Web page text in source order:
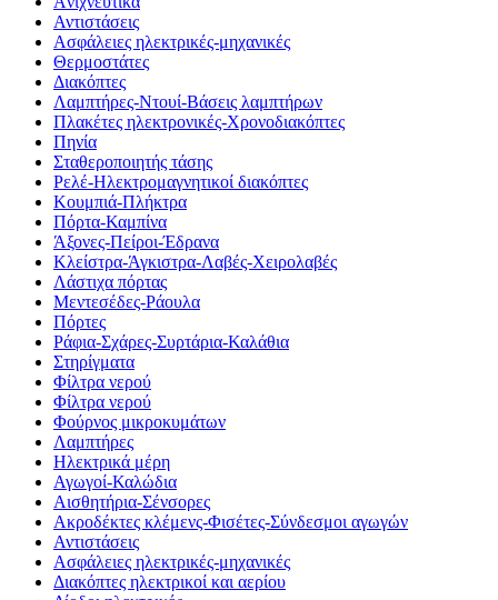
Αντιστάσεις
Ασφάλειες ηλεκτρικές-μηχανικές
Θερμοστάτες
Διακόπτες
Λαμπτήρες-Ντουί-Βάσεις λαμπτήρων
Πλακέτες ηλεκτρονικές-Χρονοδιακόπτες
Πηνία
Σταθεροποιητής τάσης
Ρελέ-Ηλεκτρομαγνητικοί διακόπτες
Κουμπιά-Πλήκτρα
Πόρτα-Καμπίνα
Άξονες-Πείροι-Έδρανα
Κλείστρα-Άγκιστρα-Λαβές-Χειρολαβές
Λάστιχα πόρτας
Μεντεσέδες-Ράουλα
Πόρτες
Ράφια-Σχάρες-Συρτάρια-Καλάθια
Στηρίγματα
Φίλτρα νερού
Φίλτρα νερού
Φούρνος μικροκυμάτων
Λαμπτήρες
Ηλεκτρικά μέρη
Αγωγοί-Καλώδια
Αισθητήρια-Σένσορες
Ακροδέκτες κλέμενς-Φισέτες-Σύνδεσμοι αγωγών
Αντιστάσεις
Ασφάλειες ηλεκτρικές-μηχανικές
Διακόπτες ηλεκτρικοί και αερίου